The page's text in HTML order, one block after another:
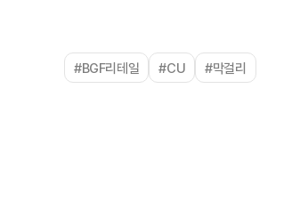
#BGF리테일 #CU #막걸리